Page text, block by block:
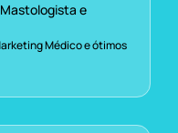
e
Médico e ótimos